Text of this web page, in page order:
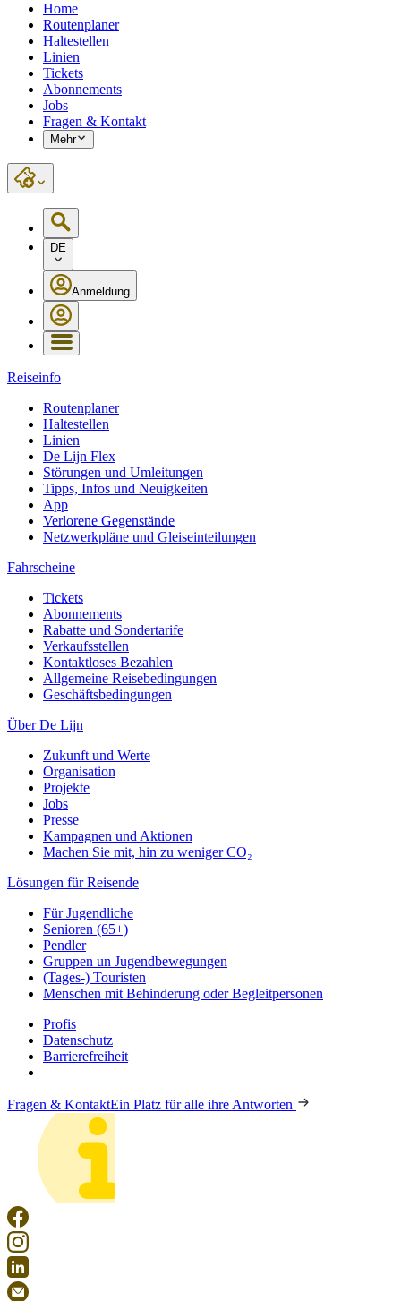
Home
Routenplaner
Haltestellen
Linien
Tickets
Abonnements
Jobs
Fragen & Kontakt
Mehr
DE
Anmeldung
Reiseinfo
Routenplaner
Haltestellen
Linien
De Lijn Flex
Störungen und Umleitungen
Tipps, Infos und Neuigkeiten
App
Verlorene Gegenstände
Netzwerkpläne und Gleiseinteilungen
Fahrscheine
Tickets
Abonnements
Rabatte und Sondertarife
Verkaufsstellen
Kontaktloses Bezahlen
Allgemeine Reisebedingungen
Geschäftsbedingungen
Über De Lijn
Zukunft und Werte
Organisation
Projekte
Jobs
Presse
Kampagnen und Aktionen
Machen Sie mit, hin zu weniger CO₂
Lösungen für Reisende
Für Jugendliche
Senioren (65+)
Pendler
Gruppen un Jugendbewegungen
(Tages-) Touristen
Menschen mit Behinderung oder Begleitpersonen
Profis
Datenschutz
Barrierefreiheit
Fragen & KontaktEin Platz für alle ihre Antworten